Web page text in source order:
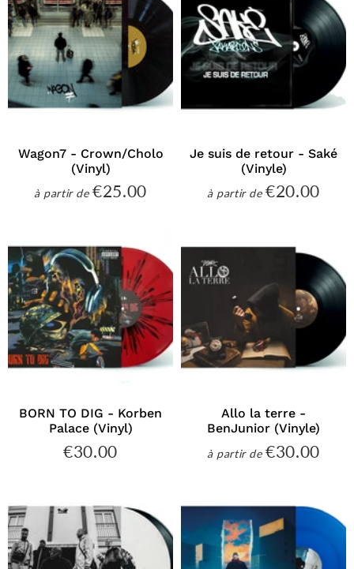
Wagon7 - Crown/Cholo
(Vinyl)
à partir dePrix
€25.00
Je suis de retour - Saké
(Vinyle)
à partir dePrix
€20.00
BORN TO DIG - Korben
Palace (Vinyl)
Prix
€30.00
Allo la terre -
BenJunior (Vinyle)
à partir dePrix
€30.00